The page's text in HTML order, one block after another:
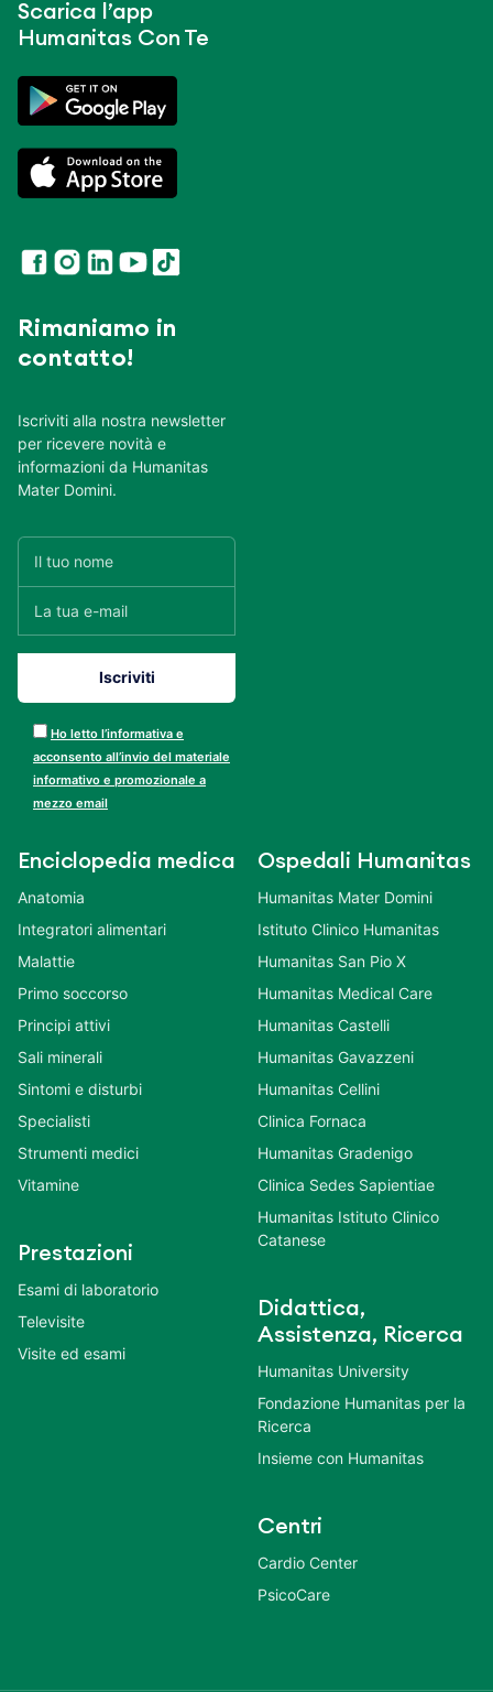
Scarica l’app
Humanitas Con Te
Rimaniamo in
contatto!
Iscriviti alla nostra newsletter
per ricevere novità e
informazioni da Humanitas
Mater Domini.
Ho letto l’informativa e
acconsento all’invio del materiale
informativo e promozionale a
mezzo email
Enciclopedia medica
Anatomia
Integratori alimentari
Malattie
Primo soccorso
Principi attivi
Sali minerali
Sintomi e disturbi
Specialisti
Strumenti medici
Vitamine
Prestazioni
Esami di laboratorio
Televisite
Visite ed esami
Ospedali Humanitas
Humanitas Mater Domini
Istituto Clinico Humanitas
Humanitas San Pio X
Humanitas Medical Care
Humanitas Castelli
Humanitas Gavazzeni
Humanitas Cellini
Clinica Fornaca
Humanitas Gradenigo
Clinica Sedes Sapientiae
Humanitas Istituto Clinico
Catanese
Didattica,
Assistenza, Ricerca
Humanitas University
Fondazione Humanitas per la
Ricerca
Insieme con Humanitas
Centri
Cardio Center
PsicoCare